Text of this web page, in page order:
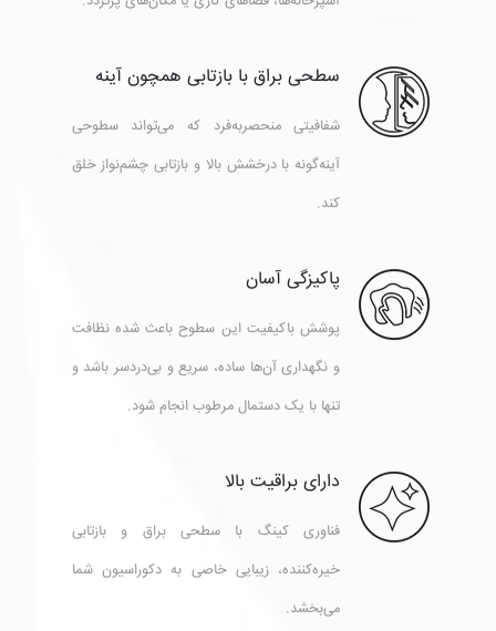
سطحی براق با بازتابی همچون آینه
شفافیتی منحصربه‌فرد که می‌تواند سطوحی
آینه‌گونه با درخشش بالا و بازتابی چشم‌نواز خلق
کند.
پاکیزگی آسان
پوشش باکیفیت این سطوح باعث شده نظافت
و نگهداری آن‌ها ساده، سریع و بی‌دردسر باشد و
تنها با یک دستمال مرطوب انجام شود.
دارای براقیت بالا
فناوری کینگ با سطحی براق و بازتابی
خیره‌کننده، زیبایی خاصی به دکوراسیون شما
می‌بخشد.